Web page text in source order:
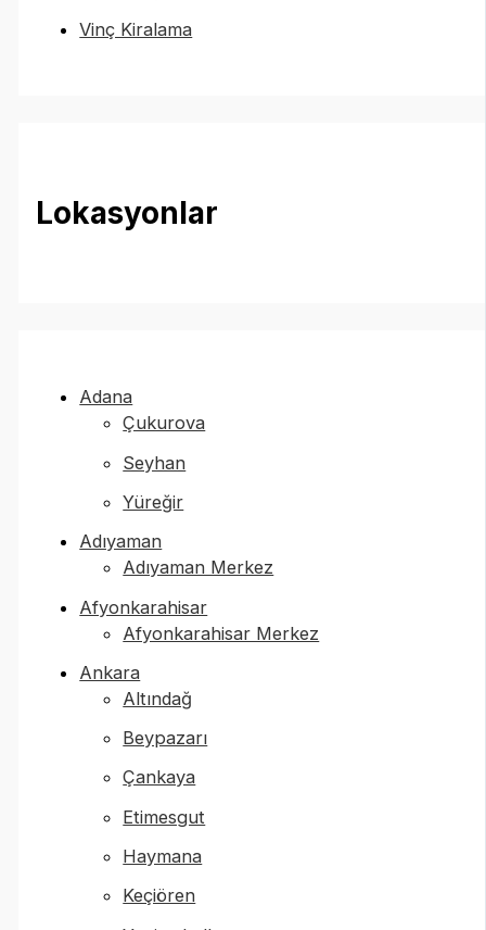
Vinç Kiralama
Lokasyonlar
Adana
Çukurova
Seyhan
Yüreğir
Adıyaman
Adıyaman Merkez
Afyonkarahisar
Afyonkarahisar Merkez
Ankara
Altındağ
Beypazarı
Çankaya
Etimesgut
Haymana
Keçiören